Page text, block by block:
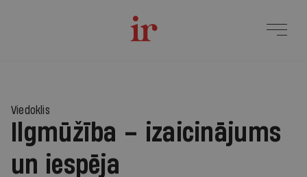
Viedoklis
Ilgmūžība – izaicinājums
un iespēja